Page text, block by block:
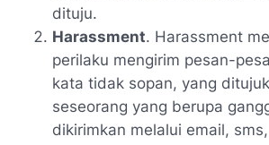
dituju.
Harassment. Harassment
perilaku mengirim pesan-
kata tidak sopan, yang
seseorang yang berupa
dikirimkan melalui email,